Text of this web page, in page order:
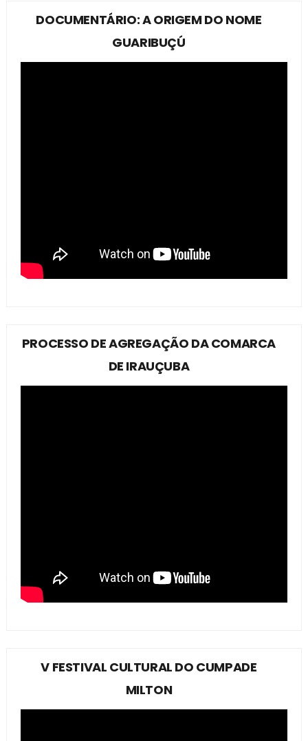
DOCUMENTÁRIO: A ORIGEM DO NOME
GUARIBUÇÚ
PROCESSO DE AGREGAÇÃO DA COMARCA
DE IRAUÇUBA
V FESTIVAL CULTURAL DO CUMPADE
MILTON